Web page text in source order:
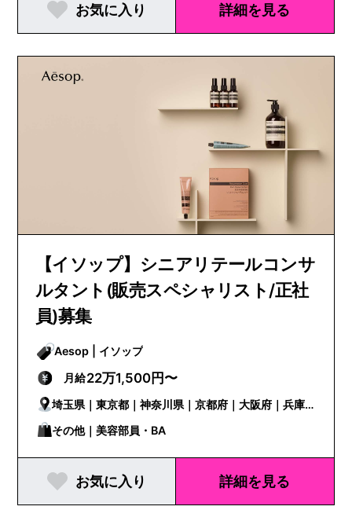
お気に入り 詳細を見る
【イソップ】シニアリテールコンサ
ルタント(販売スペシャリスト/正社
員)募集
Aesop | イソップ
月給22万1,500円〜
埼玉県｜東京都｜神奈川県｜京都府｜大阪府｜兵庫
県
その他｜美容部員・BA
お気に入り 詳細を見る